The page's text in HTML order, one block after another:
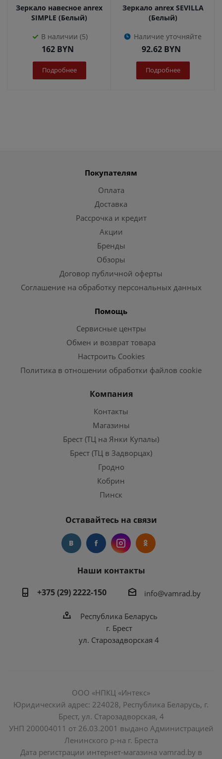
Зеркало навесное anrex
SIMPLE (Белый)
В наличии (5)
162BYN
Подробнее
Зеркало anrex SEVILLA
(Белый)
Наличие уточняйте
92.62BYN
Подробнее
Покупателям
Оплата
Доставка
Рассрочка и кредит
Акции
Бренды
Обзоры
Договор публичной оферты
Соглашение на обработку персональных данных
Помощь
Сервисные центры
Обмен и возврат товара
Настроить Cookies
Политика в отношении обработки файлов cookie
Компания
Контакты
Магазины
Брест (ТЦ на Янки Купалы)
Брест (ТЦ в Задворцах)
Гродно
Кобрин
Пинск
Оставайтесь на связи
Наши контакты
+375 (29) 2222-150
info@vamrad.by
Республика Беларусь
г. Брест
ул. Старозадворская 4
ООО «НПКЦ «Интекс»
Юридический адрес: 224028, Республика Беларусь, г.
Брест, ул. Старозадворская, 4
УНП 200004011 от 26.03.2001 выдано Администрацией
Ленинского р-на г. Бреста
Дата регистрации интернет-магазина vamrad.by в